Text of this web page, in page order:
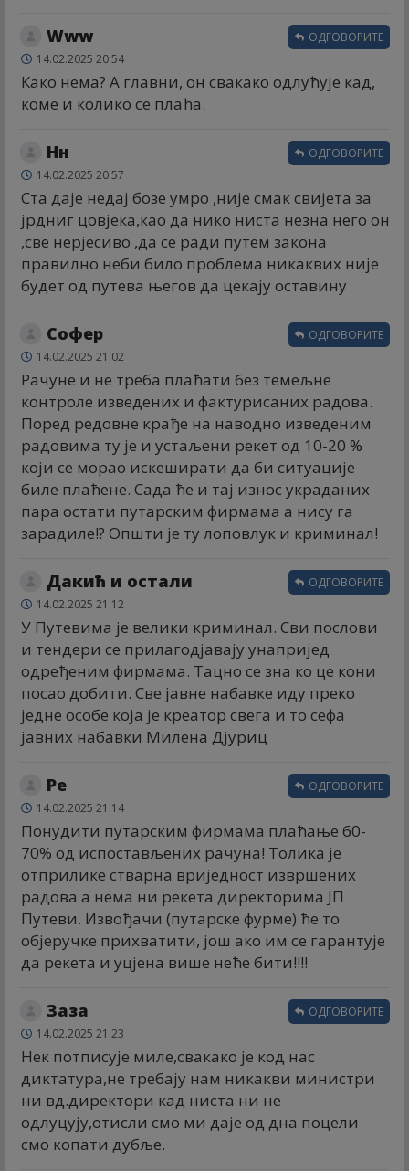
Www
14.02.2025 20:54
Како нема? А главни, он свакако одлућује кад,
коме и колико се плаћа.
ОДГОВОРИТЕ
Нн
14.02.2025 20:57
Ста даје недај бозе умро ,није смак свијета за
јрдниг цовјека,као да нико ниста незна него он
,све нерјесиво ,да се ради путем закона
правилно неби било проблема никаквих није
будет од путева његов да цекају оставину
ОДГОВОРИТЕ
Софер
14.02.2025 21:02
Рачуне и не треба плаћати без темељне
контроле изведених и фактурисаних радова.
Поред редовне крађе на наводно изведеним
радовима ту је и устаљени рекет од 10-20 %
који се морао искеширати да би ситуације
биле плаћене. Сада ће и тај износ украданих
пара остати путарским фирмама а нису га
зарадиле!? Општи је ту лоповлук и криминал!
ОДГОВОРИТЕ
Дакић и остали
14.02.2025 21:12
У Путевима је велики криминал. Сви послови
и тендери се прилагодјавају унапријед
одређеним фирмама. Тацно се зна ко це кони
посао добити. Све јавне набавке иду преко
једне особе која је креатор свега и то сефа
јавних набавки Милена Дјуриц
ОДГОВОРИТЕ
Ре
14.02.2025 21:14
Понудити путарским фирмама плаћање 60-
70% од испостављених рачуна! Толика је
отприлике стварна вриједност извршених
радова а нема ни рекета директорима ЈП
Путеви. Извођачи (путарске фурме) ће то
објеручке прихватити, још ако им се гарантује
да рекета и уцјена више неће бити!!!!
ОДГОВОРИТЕ
Заза
14.02.2025 21:23
Нек потписује миле,свакако је код нас
диктатура,не требају нам никакви министри
ни вд.директори кад ниста ни не
одлуцују,отисли смо ми даје од дна поцели
смо копати дубље.
ОДГОВОРИТЕ